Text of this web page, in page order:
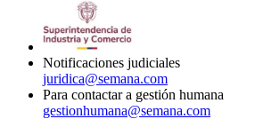
Notificaciones judiciales
juridica@semana.com
Para contactar a gestión humana
gestionhumana@semana.com